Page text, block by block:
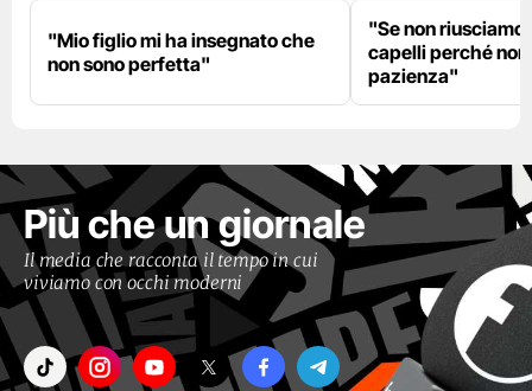
"Mio figlio mi ha insegnato che
non sono perfetta"
"Se non riusciamo
capelli perché
pazienza"
Più che un giornale
Il media che racconta il tempo in cui
viviamo con occhi moderni